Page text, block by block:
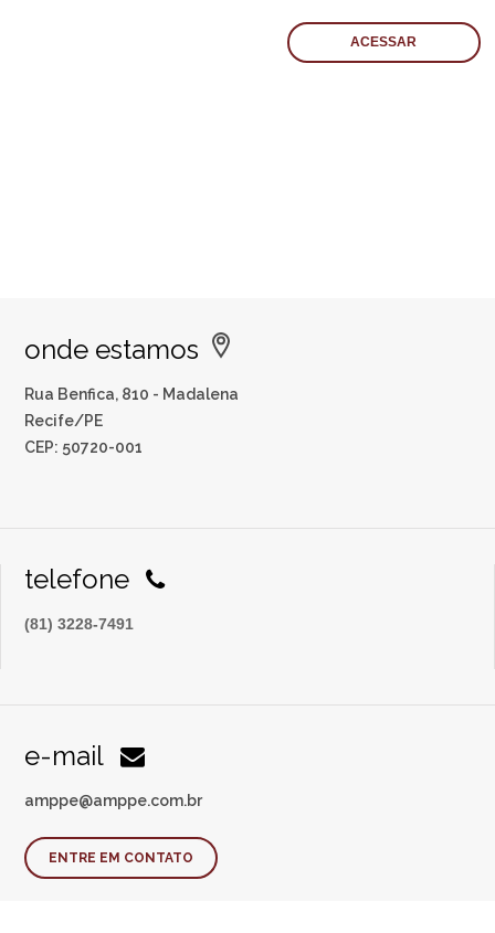
onde estamos
Rua Benfica, 810 - Madalena
Recife/PE
CEP: 50720-001
telefone
(81) 3228-7491
e-mail
amppe@amppe.com.br
ENTRE EM CONTATO